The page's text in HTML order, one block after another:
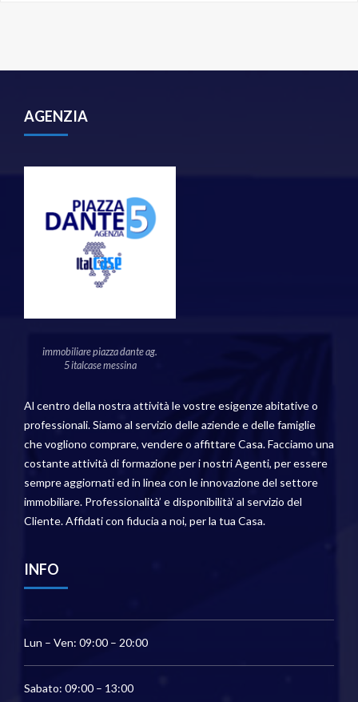
AGENZIA
immobiliare piazza dante ag.
5 italcase messina
Al centro della nostra attività le vostre esigenze abitative o
professionali. Siamo al servizio delle aziende e delle famiglie
che vogliono comprare, vendere o affittare Casa. Facciamo una
costante attività di formazione per i nostri Agenti, per essere
sempre aggiornati ed in linea con le innovazione del settore
immobiliare. Professionalità’ e disponibilità’ al servizio del
Cliente. Affidati con fiducia a noi, per la tua Casa.
INFO
Lun – Ven: 09:00 – 20:00
Sabato: 09:00 – 13:00